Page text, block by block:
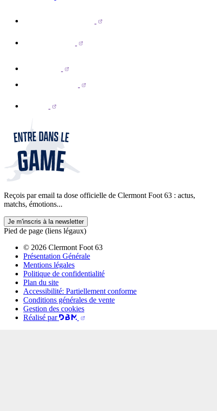
Reçois par email ta dose officielle de Clermont Foot 63 : actus,
matchs, émotions...
Je m'inscris à la newsletter
Pied de page (liens légaux)
© 2026 Clermont Foot 63
Présentation Générale
Mentions légales
Politique de confidentialité
Plan du site
Accessibilité: Partiellement conforme
Conditions générales de vente
Gestion des cookies
Réalisé par